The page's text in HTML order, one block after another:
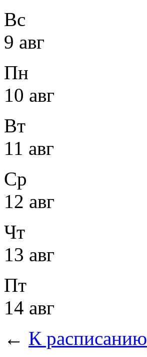
Вс
9 авг
Пн
10 авг
Вт
11 авг
Ср
12 авг
Чт
13 авг
Пт
14 авг
← К расписанию